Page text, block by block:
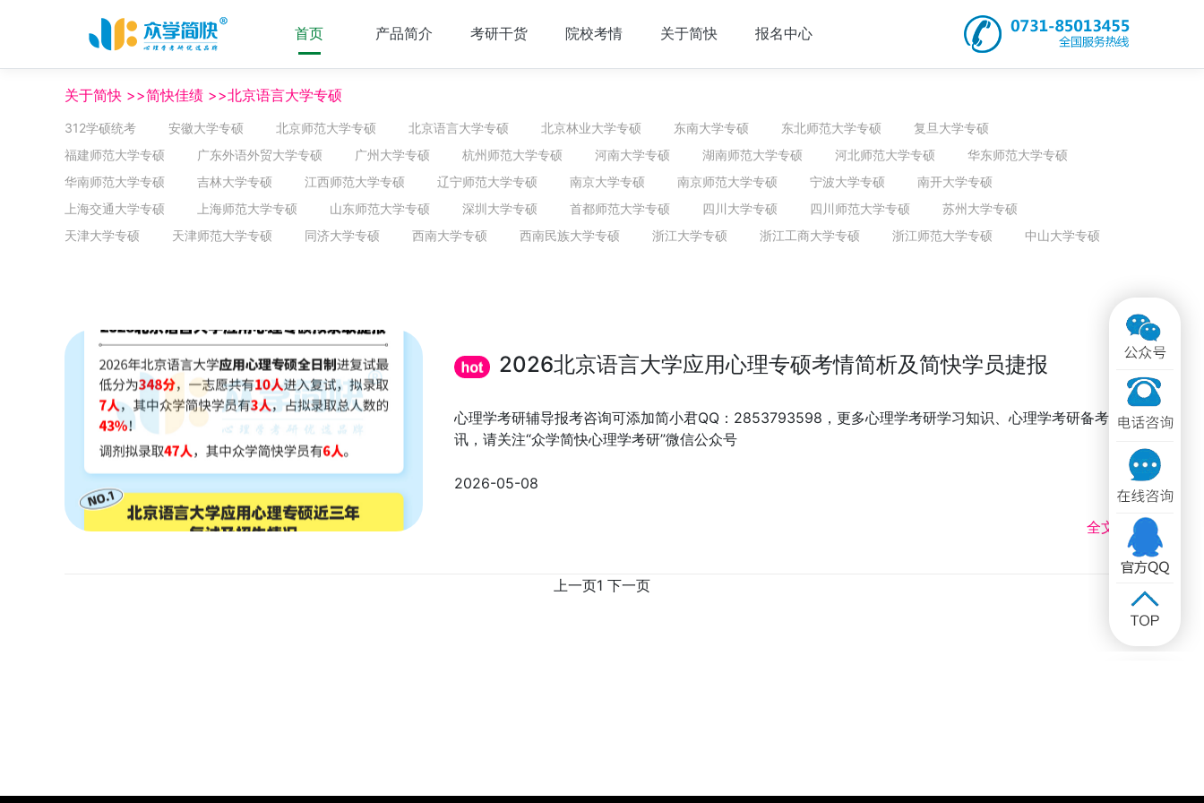
首页 产品简介 考研干货 院校考情 关于简快 报名中心
关于简快 >>简快佳绩 >>北京语言大学专硕
312学硕统考 安徽大学专硕 北京师范大学专硕 北京语言大学专硕 北京林业大学专硕 东南大学专硕 东北师范大学专硕
复旦大学专硕
福建师范大学专硕
广东外语外贸大学专硕 广州大学专硕 杭州师范大学专硕 河南大学专硕 湖南师范大学专硕 河北师范大学专硕
华东师范大学专硕
华南师范大学专硕
吉林大学专硕 江西师范大学专硕 辽宁师范大学专硕 南京大学专硕 南京师范大学专硕 宁波大学专硕
南开大学专硕
上海交通大学专硕
上海师范大学专硕 山东师范大学专硕 深圳大学专硕 首都师范大学专硕 四川大学专硕 四川师范大学专硕
苏州大学专硕
天津大学专硕
天津师范大学专硕 同济大学专硕 西南大学专硕 西南民族大学专硕 浙江大学专硕 浙江工商大学专硕 浙江师范大学专硕 中山大学专硕
2026北京语言大学应用心理专硕考情简析及简快学员捷报
心理学考研辅导报考咨询可添加简小君QQ：2853793598，更多心理学考研学习知识、心理学考研备考资
讯，请关注“众学简快心理学考研”微信公众号
2026-05-08
全文 >>
上一页1 下一页